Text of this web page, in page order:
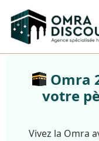
Omra
votre
Vivez la Omra